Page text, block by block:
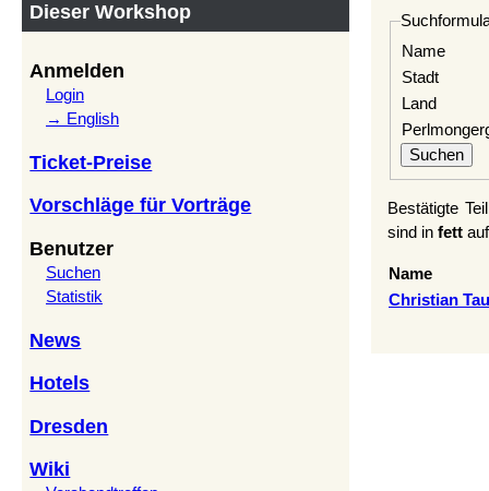
Dieser Workshop
Anmelden
Login
→ English
Ticket-Preise
Vorschläge für Vorträge
Benutzer
Suchen
Statistik
News
Hotels
Dresden
Wiki
Name
Stadt
Land
Bestätigte
sind in fett
Name
Christian